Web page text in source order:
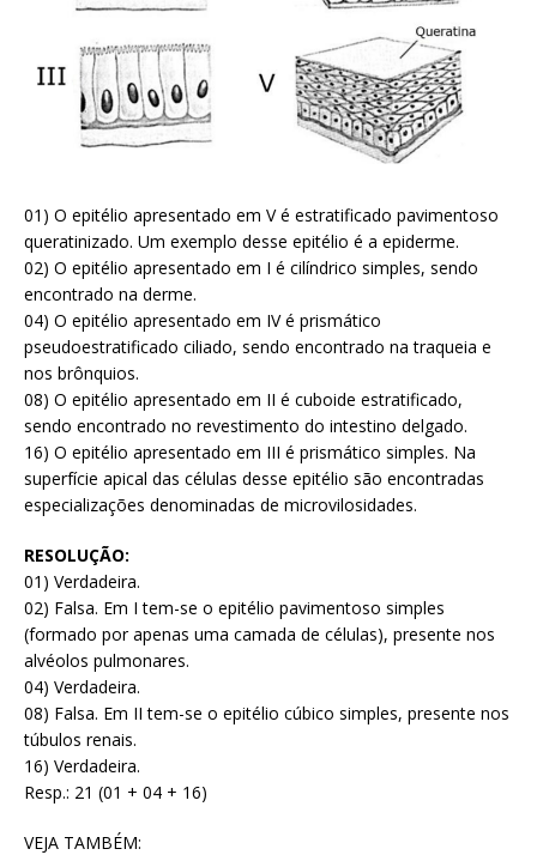
01) O epitélio apresentado em V é estratificado pavimentoso
queratinizado. Um exemplo desse epitélio é a epiderme.
02) O epitélio apresentado em I é cilíndrico simples, sendo
encontrado na derme.
04) O epitélio apresentado em IV é prismático
pseudoestratificado ciliado, sendo encontrado na traqueia e
nos brônquios.
08) O epitélio apresentado em II é cuboide estratificado,
sendo encontrado no revestimento do intestino delgado.
16) O epitélio apresentado em III é prismático simples. Na
superfície apical das células desse epitélio são encontradas
especializações denominadas de microvilosidades.
RESOLUÇÃO:
01) Verdadeira.
02) Falsa. Em I tem-se o epitélio pavimentoso simples
(formado por apenas uma camada de células), presente nos
alvéolos pulmonares.
04) Verdadeira.
08) Falsa. Em II tem-se o epitélio cúbico simples, presente nos
túbulos renais.
16) Verdadeira.
Resp.: 21 (01 + 04 + 16)
VEJA TAMBÉM: